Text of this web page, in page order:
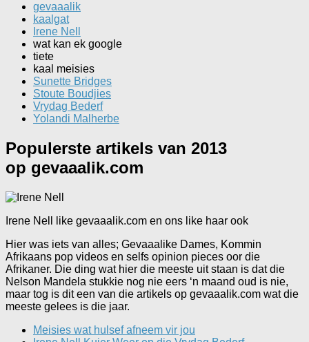
gevaaalik
kaalgat
Irene Nell
wat kan ek google
tiete
kaal meisies
Sunette Bridges
Stoute Boudjies
Vrydag Bederf
Yolandi Malherbe
Populerste artikels van 2013
op gevaaalik.com
Irene Nell like gevaaalik.com en ons like haar ook
Hier was iets van alles; Gevaaalike Dames, Kommin
Afrikaans pop videos en selfs opinion pieces oor die
Afrikaner. Die ding wat hier die meeste uit staan is dat die
Nelson Mandela stukkie nog nie eers ‘n maand oud is nie,
maar tog is dit een van die artikels op gevaaalik.com wat die
meeste gelees is die jaar.
Meisies wat hulsef afneem vir jou